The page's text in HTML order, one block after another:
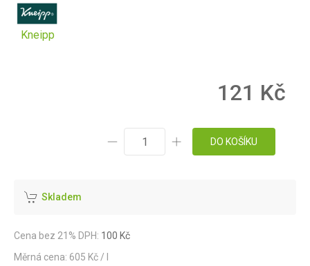
Kneipp
121 Kč
DO KOŠÍKU
Skladem
Cena bez 21% DPH: 100 Kč
Měrná cena: 605 Kč / l